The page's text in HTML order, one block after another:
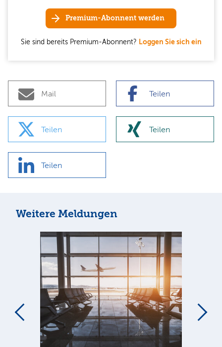
Premium-Abonnent werden
Sie sind bereits Premium-Abonnent? Loggen Sie sich ein
Mail Teilen
Teilen Teilen
Teilen
Weitere Meldungen